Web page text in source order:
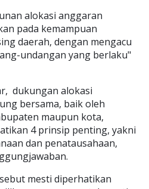
alokasi anggaran
pada kemampuan
daerah, dengan mengacu
undangan yang berlaku"
dukungan alokasi
bersama, baik oleh
maupun kota,
4 prinsip penting, yakni
dan penatausahaan,
mesti diperhatikan